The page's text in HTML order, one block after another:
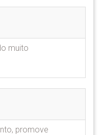
muito
promove